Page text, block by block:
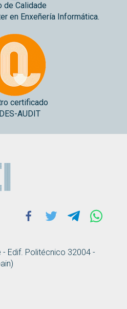
de Calidade
en Enxeñería Informática.
certificado
AUDIT
- Edif. Politécnico 32004 -
Facebook
Twitter Telegram